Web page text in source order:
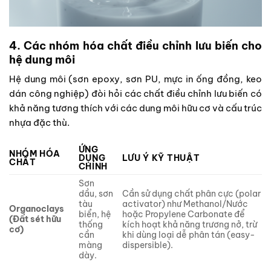
4. Các nhóm hóa chất điều chỉnh lưu biến cho
hệ dung môi
Hệ dung môi (sơn epoxy, sơn PU, mực in ống đồng, keo
dán công nghiệp) đòi hỏi các chất điều chỉnh lưu biến có
khả năng tương thích với các dung môi hữu cơ và cấu trúc
nhựa đặc thù.
NHÓM HÓA
CHẤT
ỨNG
DỤNG
CHÍNH
LƯU Ý KỸ THUẬT
Organoclays
(Đất sét hữu
cơ)
Sơn
dầu, sơn
tàu
biển, hệ
thống
cần
màng
dày.
Cần sử dụng chất phân cực (polar
activator) như Methanol/Nước
hoặc Propylene Carbonate để
kích hoạt khả năng trương nở, trừ
khi dùng loại dễ phân tán (easy-
dispersible).